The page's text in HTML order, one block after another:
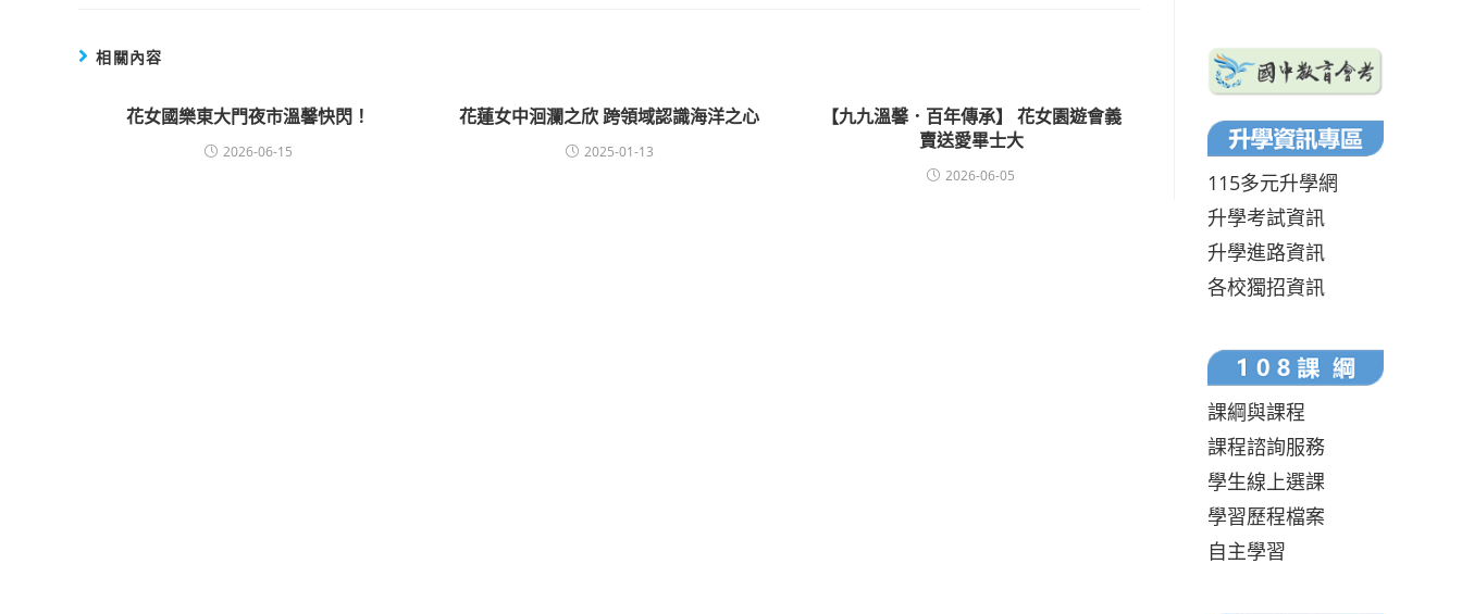
相關內容
花女國樂東大門夜市溫馨快閃！
2026-06-15
花蓮女中洄瀾之欣 跨領域認識海洋之心
2025-01-13
【九九溫馨．百年傳承】 花女園遊會義
賣送愛畢士大
2026-06-05
115多元升學網
升學考試資訊
升學進路資訊
各校獨招資訊
課綱與課程
課程諮詢服務
學生線上選課
學習歷程檔案
自主學習